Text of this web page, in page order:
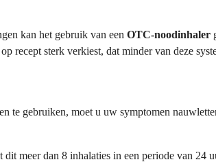
kan het gebruik van een OTC-noodinhaler
recept sterk verkiest, dat minder van deze
te gebruiken, moet u uw symptomen
meer dan 8 inhalaties in een periode van 24